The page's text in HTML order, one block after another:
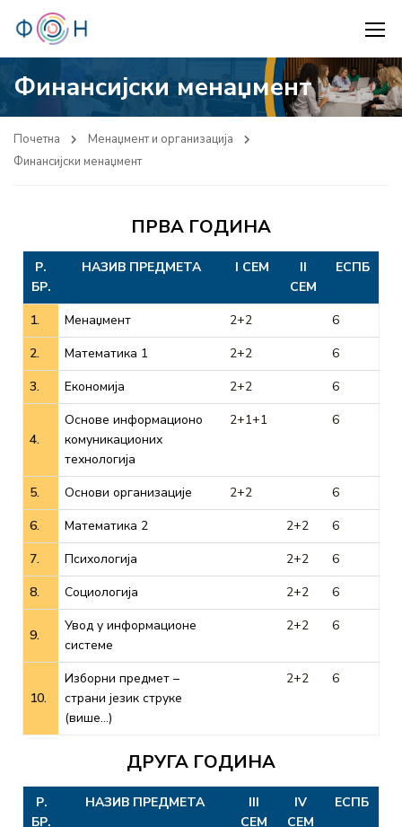
Финансијски менаџмент
Почетна
Менаџмент и организација
Финансијски менаџмент
ПРВА ГОДИНА
Р.
БР.
НАЗИВ ПРЕДМЕТА I СЕМ
II
СЕМ
ЕСПБ
1. Менаџмент 2+2
6
2.
Математика 1 2+2
6
3.
Економија 2+2 6
4.
Основе информационо
комуникационих
технологија
2+1+1 6
5. Основи организације 2+2
6
6.
Математика 2 2+2
6
7.
Психологија 2+2
6
8.
Социологија 2+2 6
9.
Увод у информационе
системе
2+2 6
10.
Изборни предмет –
страни језик струке
(више…)
2+2 6
ДРУГА ГОДИНА
Р.
БР.
НАЗИВ ПРЕДМЕТА
III
СЕМ
IV
СЕМ
ЕСПБ